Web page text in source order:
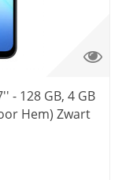
- 128 GB, 4 GB
Hem) Zwart